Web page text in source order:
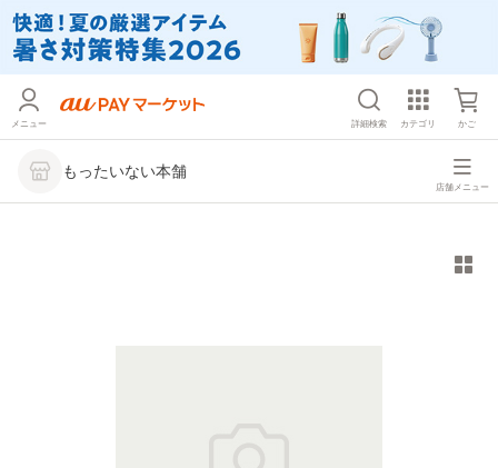
メニュー 詳細検索 カテゴリ かご
もったいない本舗
店舗メニュー